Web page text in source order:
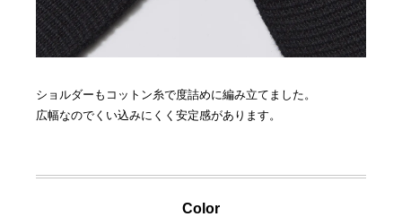
ショルダーもコットン糸で度詰めに編み立てました。
広幅なのでくい込みにくく安定感があります。
Color